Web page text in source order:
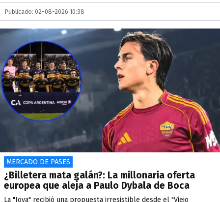
Publicado: 02-08-2026 10:38
MERCADO DE PASES
¿Billetera mata galán?: La millonaria oferta
europea que aleja a Paulo Dybala de Boca
La "Joya" recibió una propuesta irresistible desde el "Viejo